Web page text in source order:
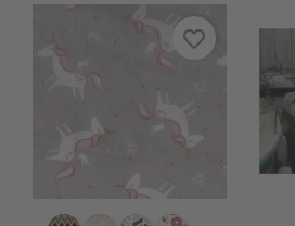
favorite_border